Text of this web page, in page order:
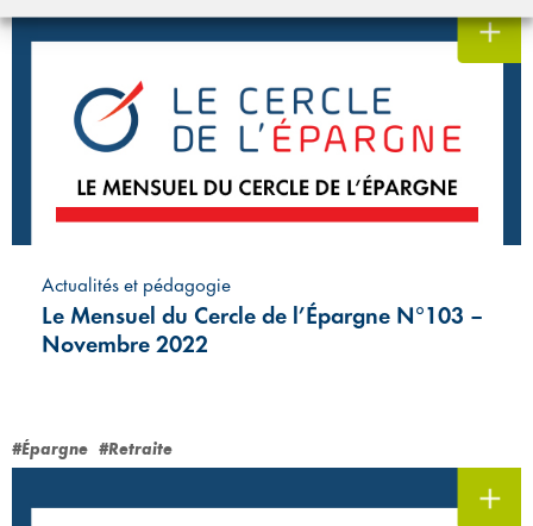
Actualités et pédagogie
Le Mensuel du Cercle de l’Épargne N°103 –
Novembre 2022
#Épargne #Retraite